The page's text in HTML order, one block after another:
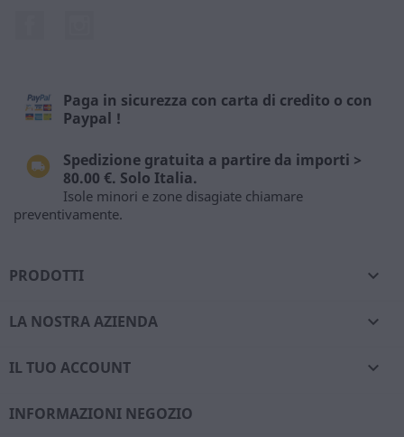
Paga in sicurezza con carta di credito o con
Paypal !
Spedizione gratuita a partire da importi >
80.00 €. Solo Italia.
Isole minori e zone disagiate chiamare
preventivamente.
PRODOTTI 
LA NOSTRA AZIENDA 
IL TUO ACCOUNT 
INFORMAZIONI NEGOZIO